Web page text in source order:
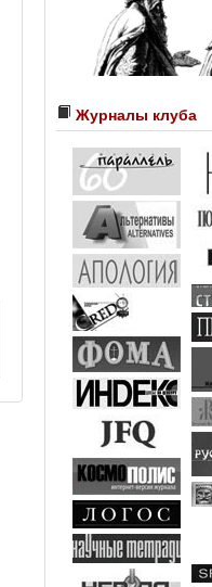
Журналы клуба